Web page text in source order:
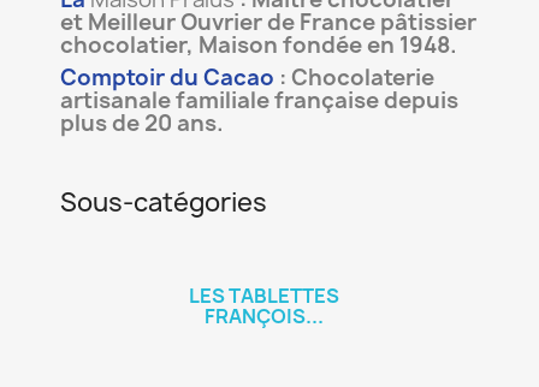
et Meilleur Ouvrier de France pâtissier
chocolatier, Maison fondée en 1948.
Comptoir du Cacao : Chocolaterie
artisanale familiale française depuis
plus de 20 ans.
Sous-catégories
LES TABLETTES
FRANÇOIS...